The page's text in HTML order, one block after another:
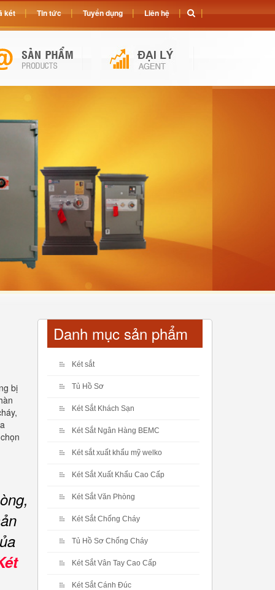
bị
Danh mục sản phẩm
Két sắt
Tủ Hồ Sơ
Két Sắt Khách Sạn
Két Sắt Ngân Hàng BEMC
Két sắt xuất khẩu mỹ welko
Két Sắt Xuất Khẩu Cao Cấp
Két Sắt Văn Phòng
Két Sắt Chống Cháy
Tủ Hồ Sơ Chống Cháy
Két Sắt Vân Tay Cao Cấp
Két Sắt Cánh Đúc
két Tin tức Tuyển dụng Liên hệ